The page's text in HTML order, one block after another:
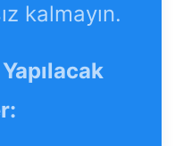
kalmayın.